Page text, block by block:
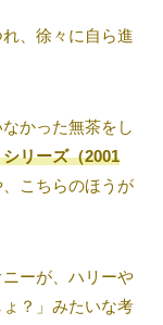
、徐々に自ら進
かった無茶をし
リーズ（2001
こちらのほうが
ーが、ハリーや
？」みたいな考